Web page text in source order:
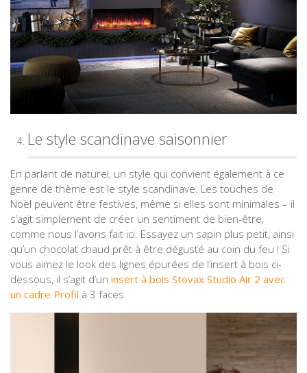
Le style scandinave saisonnier
En parlant de naturel, un style qui convient également à ce
genre de thème est le style scandinave. Les touches de
Noël peuvent être festives, même si elles sont minimales – il
s’agit simplement de créer un sentiment de bien-être,
comme nous l’avons fait ici. Essayez un sapin plus petit, ainsi
qu’un chocolat chaud prêt à être dégusté au coin du feu ! Si
vous aimez le look des lignes épurées de l’insert à bois ci-
dessous, il s’agit d’un insert à bois Stovax Studio Air 2 avec
un cadre Profil à 3 faces.